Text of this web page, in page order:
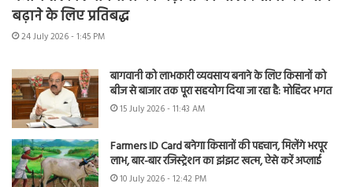
बढ़ाने के लिए प्रतिबद्ध
24 July 2026 - 1:45 PM
बागवानी को लाभकारी व्यवसाय बनाने के लिए किसानों को
बीज से बाजार तक पूरा सहयोग दिया जा रहा है: मोहिंदर भगत
15 July 2026 - 11:43 AM
Farmers ID Card बनेगा किसानों की पहचान, मिलेंगे भरपूर
लाभ, बार-बार रजिस्ट्रेशन का झंझट खत्म, ऐसे करें अप्लाई
10 July 2026 - 12:42 PM